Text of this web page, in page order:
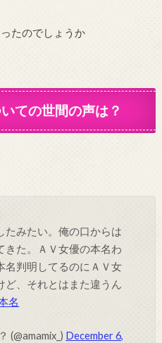
たのでしょうか
ての世間の声は？
たみたい。俺の口からは
きた。ＡＶ女優の本名わ
名判明してるのにＡＶ女
ど、それとはまた違うん
名
(@amamix_) December 6,